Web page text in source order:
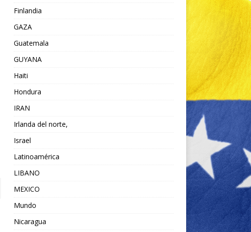
Finlandia
GAZA
Guatemala
GUYANA
Haiti
Hondura
IRAN
Irlanda del norte,
Israel
Latinoamérica
LIBANO
MEXICO
Mundo
Nicaragua